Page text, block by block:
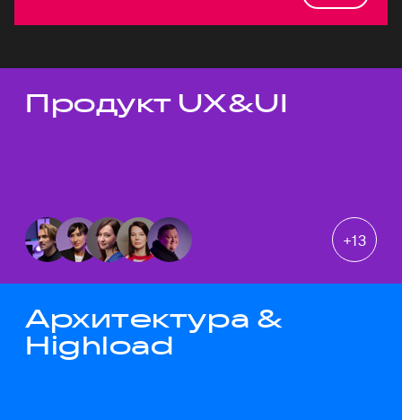
Темы докладов
Продукт UX&UI
+13
Архитектура &
Highload